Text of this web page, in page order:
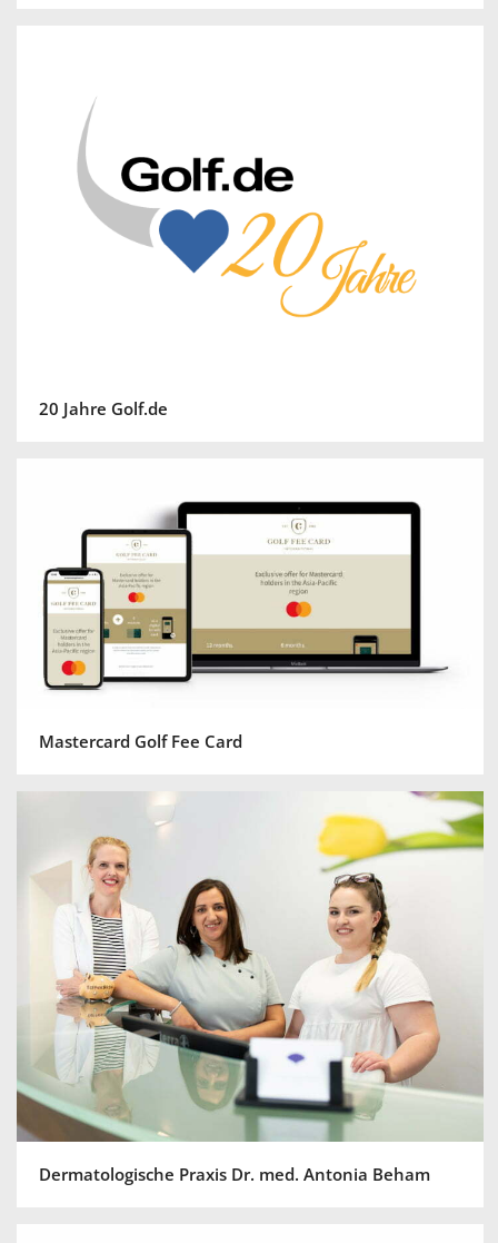
20 Jahre Golf.de
Mastercard Golf Fee Card
Dermatologische Praxis Dr. med. Antonia Beham